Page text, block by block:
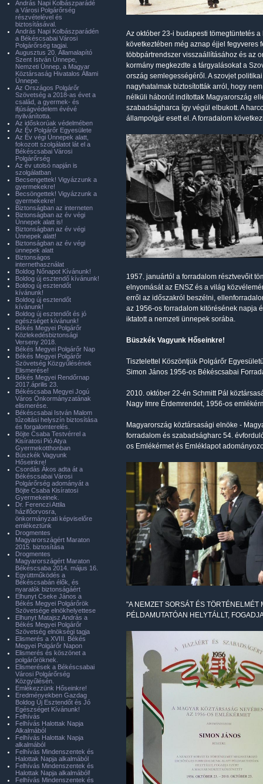
Az október 23-i budapesti tömegtüntetés
következtében még aznap éjjel fegyveres
többpártrendszer visszaállításához és az
kormány megkezdte a tárgyalásokat a
ország semlegességéről. A szovjet
nagyhatalmak biztosították arról, hogy
nélküli háborút indítottak Magyarország
szabadságharca így végül elbukott. A
állampolgár esett el. A forradalom
1957. januártól a forradalom résztvevőit
elnyomását az ENSZ és a világ
erről az időszakról beszélni,
az 1956-os forradalom kitörésének napja
iktatott a nemzeti ünnepek sorába.
Büszkék Vagyunk Hőseinkre!
Tisztelettel Köszöntjük Polgárőr
Simon János 1956-os Békéscsabai
2010. október 22-én Schmitt Pál
Nagy Imre Érdemrendet, 1956-os
Magyarország köztársasági elnöke -
forradalom és szabadságharc 54.
os Emlékérmet és Emléklapot
"A NEMZET SORSÁT ÉS
PÉLDAMUTATÓAN HELYTÁLLT,
András Napi Kolbászparádé
a Városi Polgárőrség
részvételével és
biztosításával.
András Napi Kolbászparádén
a Békéscsabai Városi
Polgárőrség tagjai.
Augusztus 20. Államalapító
Szent István Ünnepe,
Nemzeti Ünnep, a Magyar
Köztársaság Hivatalos Állami
Ünnepe.
Az Országos Polgárőr
Szövetség a 2018-as évet a
család, a gyermek- és
ifjúságvédelem évévé
nyilvánította.
Az időskorúak védelmében
Az Év Polgárőr Egyesülete
Az Év végi Ünnepek alatt,
fokozott szolgálatot lát el a
Békéscsabai Városi
Polgárőrség
Az év utolsó napján is
szolgálatban
Becsengettek! Vigyázzunk a
gyermekekre!
Becsöngettek! Vigyázzunk a
gyermekekre!
Biztonságban az interneten
Biztonságban az év végi
Ünnepek alatt is!
Biztonságban az év végi
Ünnepek alatt!
Biztonságban az év végi
ünnepek alatt
Biztonságos
internethasználat
Boldog Nőnapot Kívánunk!
Boldog új esztendő kívánunk!
Boldog új esztendőt
kívánunk!
Boldog új esztendőt
kívánunk!
Boldog új esztendőt és jó
egészséget kívánunk!
Békés Megyei Polgárőr
Közlekedésbiztonsági
Verseny 2018.
Békés Megyei Polgárőr Nap
Békés Megyei Polgárőr
Szövetség Közgyűlésének
Elismerése!
Békés Megyei Rendőrnap
2017.április 23.
Békéscsaba Megyei Jogú
Város Önkormányzatának
elismerése.
Békéscsabai István Malom
tűzoltási helyszín biztosítása
és forgalomterelés.
Böjte Csaba Testvérrel a
Kisíratosi Pió Atya
Gyermekotthonban
Büszkék Vagyunk
Hőseinkre!
Csordás Ákos adta át a
Békéscsabai Városi
Polgárőrség adományát a
Böjte Csaba Kisíratosi
Gyermekeinek.
Dr. Ferenczi Attila
házifőorvosra,
önkormányzati képviselőre
emlékeztünk
Drogmentes
Magyarországért Maraton
2015. biztosítása
Drogmentes
Magyarországért Maraton
Békéscsaba 2014. május 16.
Együttműködés a
Békéscsabán élők, és
nyaralók biztonságáért
Elhunyt Cseke János a
Békés Megyei Polgárőrök
Szövetsége elnökhelyettese
Elhunyt Matajsz András a
Békés Megyei Polgárőr
Szövetség elnökségi tagja
Elismerés a XVIII. Békés
Megyei Polgárőr Napon
Elismerés és köszönet a
polgárőröknek.
Elismerések a Békéscsabai
Városi Polgárőrség
Közgyűlésén.
Emlékezzünk Hőseinkre!
Eredményekben Gazdag
Boldog Új Esztendőt és Jó
Egészséget Kívánunk!
Felhívás
Felhívás Halottak Napja
Alkalmából
Felhívás Halottak Napja
alkalmából
Felhívás Mindenszentek és
Halottak Napja alkalmából
Felhívás Mindenszentek és
Halottak Napja alkalmából!
Felhívás Mindenszentek és